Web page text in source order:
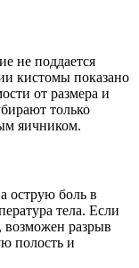
не поддается
кистомы показано
от размера и
только
яичником.
острую боль в
тела. Если
возможен разрыв
полость и